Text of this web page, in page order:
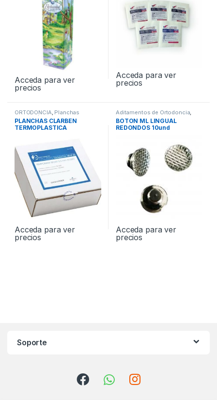
Acceda para ver
precios
Acceda para ver
precios
ORTODONCIA Planchas
Termoplásticas
PLANCHAS CLARBEN
TERMOPLASTICA
Acceda para ver
precios
Aditamentos de Ortodoncia
ORTODONCIA
BOTON ML LINGUAL
REDONDOS 10und
Acceda para ver
precios
Soporte